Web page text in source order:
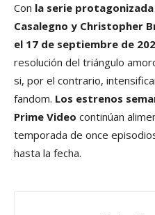
Con la serie
Casalegno y Christopher
el 17 de septiembre de
resolución del triángulo
si, por el contrario,
fandom. Los estrenos
Prime Video continúan
temporada de once
hasta la fecha.